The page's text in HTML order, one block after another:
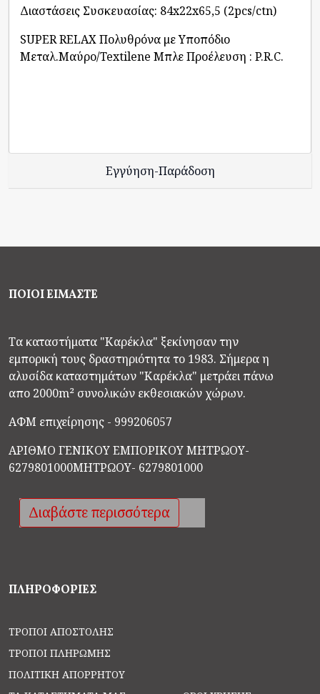
Διαστάσεις Συσκευασίας: 84x22x65,5 (2pcs/ctn)
SUPER RELAX Πολυθρόνα με Υποπόδιο
Μεταλ.Μαύρο/Textilene Μπλε Προέλευση : P.R.C.
Εγγύηση-Παράδοση
ΠΟΙΟΙ ΕΙΜΑΣΤΕ
Τα καταστήματα "Καρέκλα" ξεκίνησαν την
εμπορική τους δραστηριότητα το 1983. Σήμερα η
αλυσίδα καταστημάτων "Καρέκλα" μετράει πάνω
απο 2000m² συνολικών εκθεσιακών χώρων.
ΑΦΜ επιχείρησης - 999206057
ΑΡΙΘΜΟ ΓΕΝΙΚΟΥ ΕΜΠΟΡΙΚΟΥ ΜΗΤΡΩΟΥ-
6279801000ΜΗΤΡΩΟΥ- 6279801000
Διαβάστε περισσότερα
ΠΛΗΡΟΦΟΡΙΕΣ
ΤΡΌΠΟΙ ΑΠΟΣΤΟΛΉΣ
ΤΡΌΠΟΙ ΠΛΗΡΩΜΉΣ
ΠΟΛΙΤΙΚΉ ΑΠΟΡΡΉΤΟΥ